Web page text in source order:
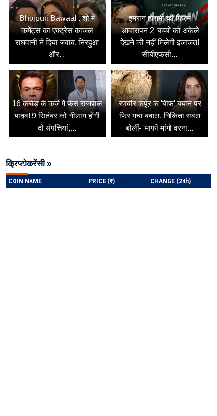
Bhojpuri Bawaal : शो में
कमेंट्स का एक्ट्रेस काजल
राघवानी ने दिया जवाब, निरहुआ
और...
इमरान हाशमी की फिल्म
'आवारापन 2' बच्चों को अकेले
देखने की नहीं मिलेगी इजाजत!
सीबीएफसी...
16 करोड़ के कर्ज में फंसे राजपाल
यादव! 9 सितंबर को नीलाम होंगी
दो संपत्तियां,...
रणबीर कपूर के 'बीफ' बयान पर
फिर मचा बवाल, निकिता रावल
बोलीं- 'माफी मांगो वरना...
क्रिप्टोकरेंसी »